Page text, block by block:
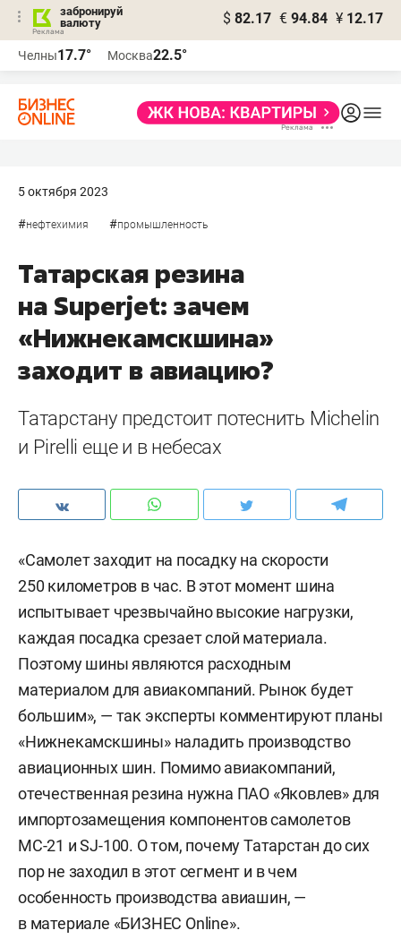
забронируй
валюту
$ 82.17 € 94.84 ¥ 12.17
Челны17.7° Москва22.5°
5 октября 2023
#нефтехимия #промышленность
Татарская резина
на Superjet: зачем
«Нижнекамскшина»
заходит в авиацию?
Татарстану предстоит потеснить Michelin
и Pirelli еще и в небесах
«Самолет заходит на посадку на скорости
250 километров в час. В этот момент шина
испытывает чрезвычайно высокие нагрузки,
каждая посадка срезает слой материала.
Поэтому шины являются расходным
материалом для авиакомпаний. Рынок будет
большим», — так эксперты комментируют планы
«Нижнекамскшины» наладить производство
авиационных шин. Помимо авиакомпаний,
отечественная резина нужна ПАО «Яковлев» для
импортозамещения компонентов самолетов
МС-21 и SJ-100. О том, почему Татарстан до сих
пор не заходил в этот сегмент и в чем
особенность производства авиашин, —
в материале «БИЗНЕС Online».